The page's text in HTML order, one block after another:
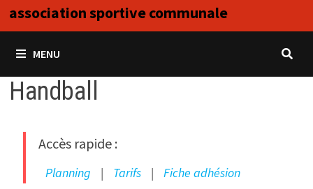
association sportive communale
MENU
Handball
Accès rapide :
Planning | Tarifs | Fiche adhésion